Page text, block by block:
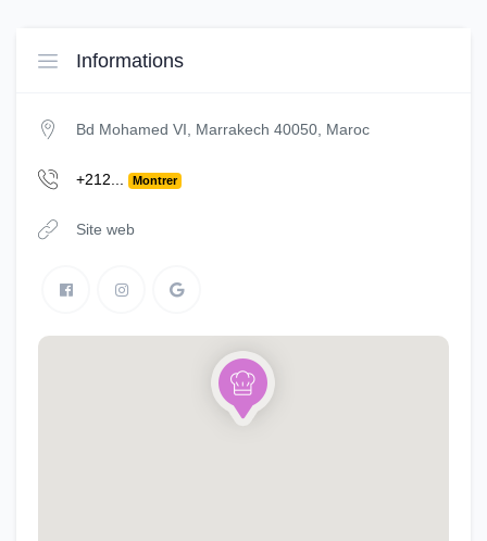
Informations
Bd Mohamed VI, Marrakech 40050, Maroc
+212... Montrer
Site web